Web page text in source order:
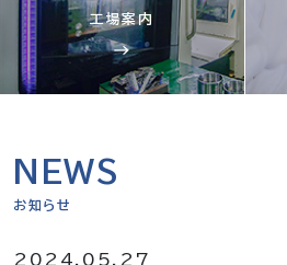
工場案内
→
NEWS
お知らせ
2024.05.27